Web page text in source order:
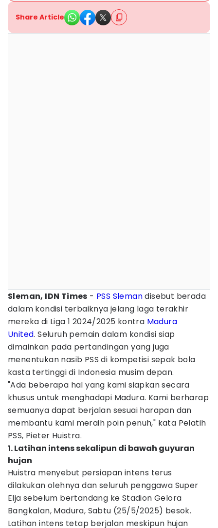
Share Article
Sleman, IDN Times - PSS Slemandisebut berada
dalam kondisi terbaiknya jelang laga terakhir
mereka di Liga 1 2024/2025 kontra Madura
United. Seluruh pemain dalam kondisi siap
dimainkan pada pertandingan yang juga
menentukan nasib PSS di kompetisi sepak bola
kasta tertinggi di Indonesia musim depan.
"Ada beberapa hal yang kami siapkan secara
khusus untuk menghadapi Madura. Kami berharap
semuanya dapat berjalan sesuai harapan dan
membantu kami meraih poin penuh," kata Pelatih
PSS, Pieter Huistra.
1. Latihan intens sekalipun di bawah guyuran
hujan
Huistra menyebut persiapan intens terus
dilakukan olehnya dan seluruh penggawa Super
Elja sebelum bertandang ke Stadion Gelora
Bangkalan, Madura, Sabtu (25/5/2025) besok.
Latihan intens tetap berjalan meskipun hujan